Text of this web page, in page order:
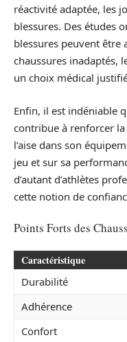
réactivité adaptée, les
blessures. Des études
blessures peuvent être
chaussures inadaptés,
un choix médical
Enfin, il est indéniable
contribue à renforcer
l’aise dans son
jeu et sur sa
d’autant d’athlètes
cette notion de
Points Forts des
Caractéristique
Durabilité
Adhérence
Confort